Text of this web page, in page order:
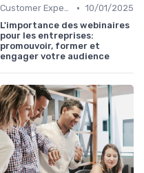
Customer Experience & rétention clients • 10/01/2025
L'importance des webinaires
pour les entreprises:
promouvoir, former et
engager votre audience